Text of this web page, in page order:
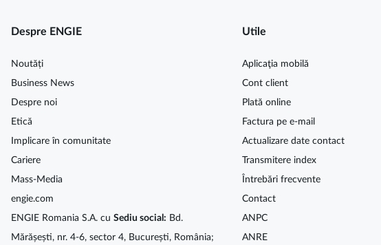
Despre ENGIE
Noutăți
Business News
Despre noi
Etică
Implicare în comunitate
Cariere
Mass-Media
engie.com
ENGIE Romania S.A. cu Sediu social: Bd.
Mărășești, nr. 4-6, sector 4, București, România;
Utile
Aplicaţia mobilă
Cont client
Plată online
Factura pe e-mail
Actualizare date contact
Transmitere index
Întrebări frecvente
Contact
ANPC
ANRE